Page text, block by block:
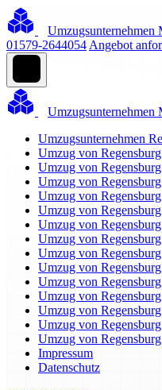
Umzugsunternehmen
01579-2644054 Angebot
Umzugsunternehmen
Umzugsunternehmen
Umzug von
Umzug von
Umzug von
Umzug von
Umzug von
Umzug von
Umzug von
Umzug von
Umzug von
Umzug von Regensburg
Umzug von
Umzug von
Umzug von
Umzug von
Impressum
Datenschutz